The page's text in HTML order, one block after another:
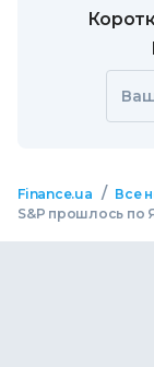
Finance.ua / Все
S&P прошлось по